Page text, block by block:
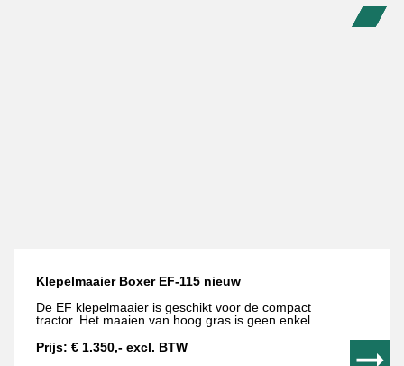
Klepelmaaier Boxer EF-115 nieuw
De EF klepelmaaier is geschikt voor de compact
tractor. Het maaien van hoog gras is geen enkel
men ook riet en licht snoeihout maaien. Met de
looprol aan de achterzijde kan de maaihoogte
Prijs: € 1.350,- excl. BTW